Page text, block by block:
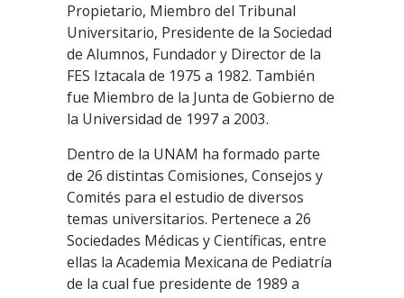
Propietario, Miembro del Tribunal
Universitario, Presidente de la Sociedad
de Alumnos, Fundador y Director de la
FES Iztacala de 1975 a 1982. También
fue Miembro de la Junta de Gobierno de
la Universidad de 1997 a 2003.
Dentro de la UNAM ha formado parte
de 26 distintas Comisiones, Consejos y
Comités para el estudio de diversos
temas universitarios. Pertenece a 26
Sociedades Médicas y Científicas, entre
ellas la Academia Mexicana de Pediatría
de la cual fue presidente de 1989 a